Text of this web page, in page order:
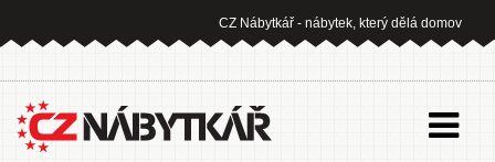
CZ Nábytkář - nábytek, který dělá domov